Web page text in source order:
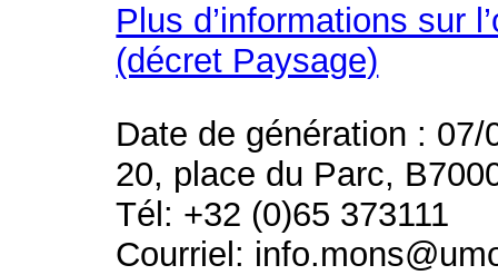
Plus d’informations sur
(décret Paysage)
Date de génération : 07/
20, place du Parc,
Tél: +32 (0)65 373111
Courriel: